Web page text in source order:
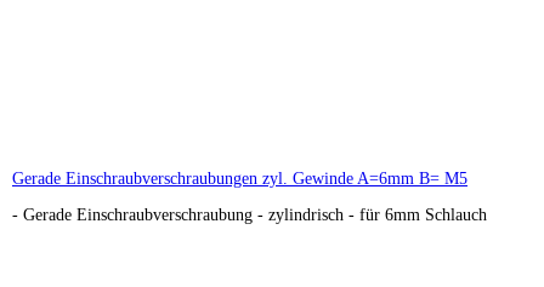
Gerade Einschraubverschraubungen zyl. Gewinde A=6mm B= M5
- Gerade Einschraubverschraubung - zylindrisch - für 6mm Schlauch